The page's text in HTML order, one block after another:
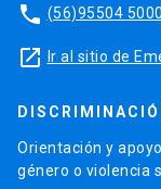
phone (56)95504 5000
launch Ir al sitio de
Orientación y
género o violencia